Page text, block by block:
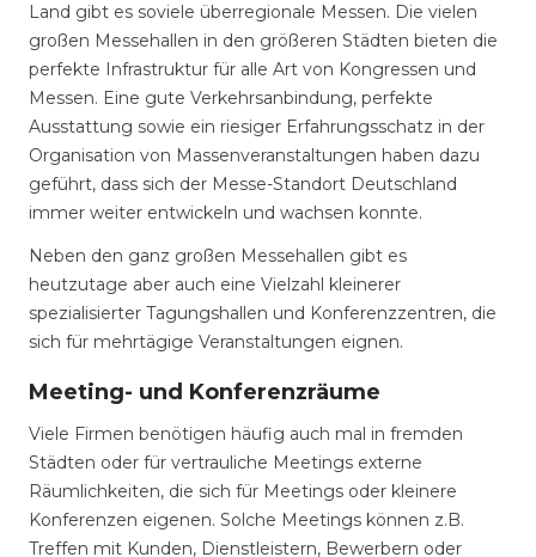
Land gibt es soviele überregionale Messen. Die vielen
großen Messehallen in den größeren Städten bieten die
perfekte Infrastruktur für alle Art von Kongressen und
Messen. Eine gute Verkehrsanbindung, perfekte
Ausstattung sowie ein riesiger Erfahrungsschatz in der
Organisation von Massenveranstaltungen haben dazu
geführt, dass sich der Messe-Standort Deutschland
immer weiter entwickeln und wachsen konnte.
Neben den ganz großen Messehallen gibt es
heutzutage aber auch eine Vielzahl kleinerer
spezialisierter Tagungshallen und Konferenzzentren, die
sich für mehrtägige Veranstaltungen eignen.
Meeting- und Konferenzräume
Viele Firmen benötigen häufig auch mal in fremden
Städten oder für vertrauliche Meetings externe
Räumlichkeiten, die sich für Meetings oder kleinere
Konferenzen eigenen. Solche Meetings können z.B.
Treffen mit Kunden, Dienstleistern, Bewerbern oder